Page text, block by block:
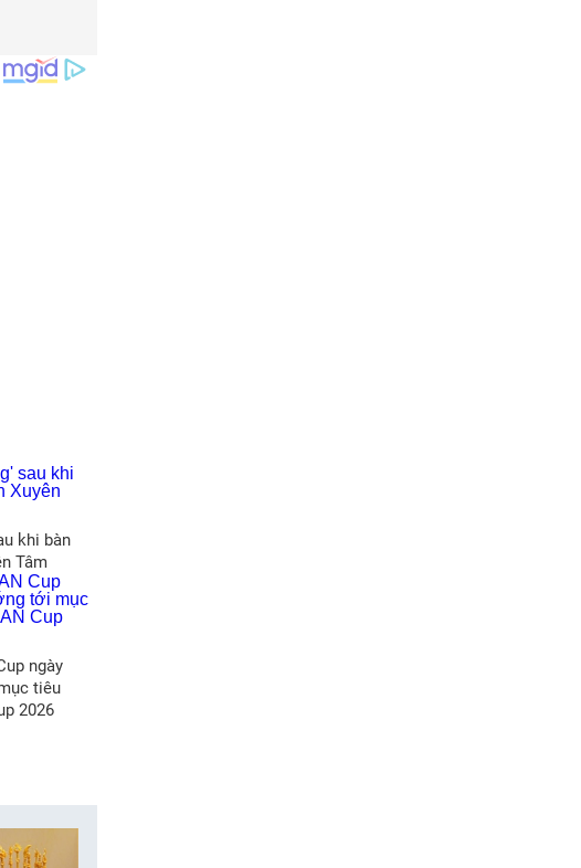
khi bàn
Tâm
ngày
tiêu
2026